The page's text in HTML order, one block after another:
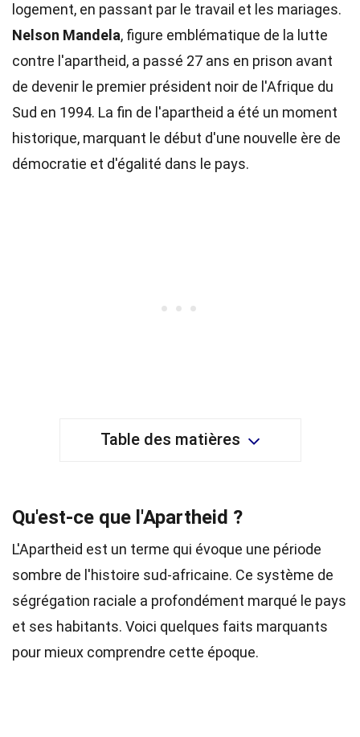
logement, en passant par le travail et les mariages.
Nelson Mandela, figure emblématique de la lutte
contre l'apartheid, a passé 27 ans en prison avant
de devenir le premier président noir de l'Afrique du
Sud en 1994. La fin de l'apartheid a été un moment
historique, marquant le début d'une nouvelle ère de
démocratie et d'égalité dans le pays.
Table des matières
Qu'est-ce que l'Apartheid ?
L'Apartheid est un terme qui évoque une période
sombre de l'histoire sud-africaine. Ce système de
ségrégation raciale a profondément marqué le pays
et ses habitants. Voici quelques faits marquants
pour mieux comprendre cette époque.